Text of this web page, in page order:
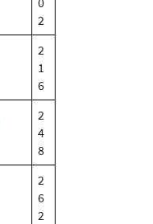
2
2
1
6
2
4
8
2
6
2